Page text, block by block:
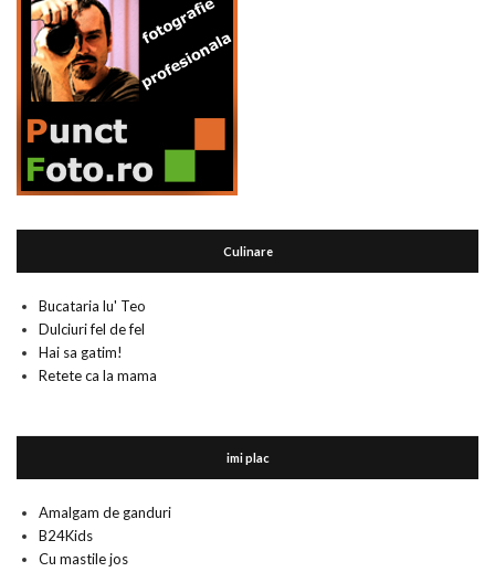
Culinare
Bucataria lu' Teo
Dulciuri fel de fel
Hai sa gatim!
Retete ca la mama
imi plac
Amalgam de ganduri
B24Kids
Cu mastile jos